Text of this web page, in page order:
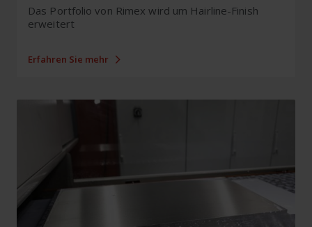
Das Portfolio von Rimex wird um Hairline-Finish
erweitert
Erfahren Sie mehr